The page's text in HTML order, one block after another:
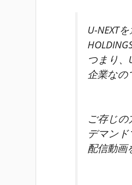
U-NEXT
つまり、
企業なの
ご存じ
デマン
配信動画